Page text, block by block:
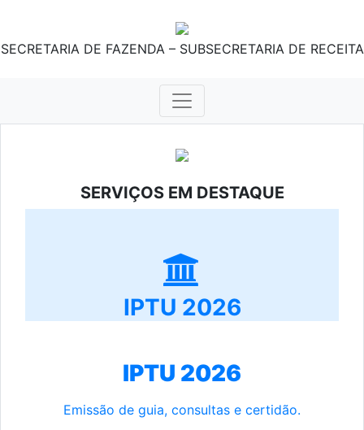
SECRETARIA DE FAZENDA – SUBSECRETARIA DE RECEITA
SERVIÇOS EM DESTAQUE
IPTU 2026
IPTU 2026
Emissão de guia, consultas e certidão.